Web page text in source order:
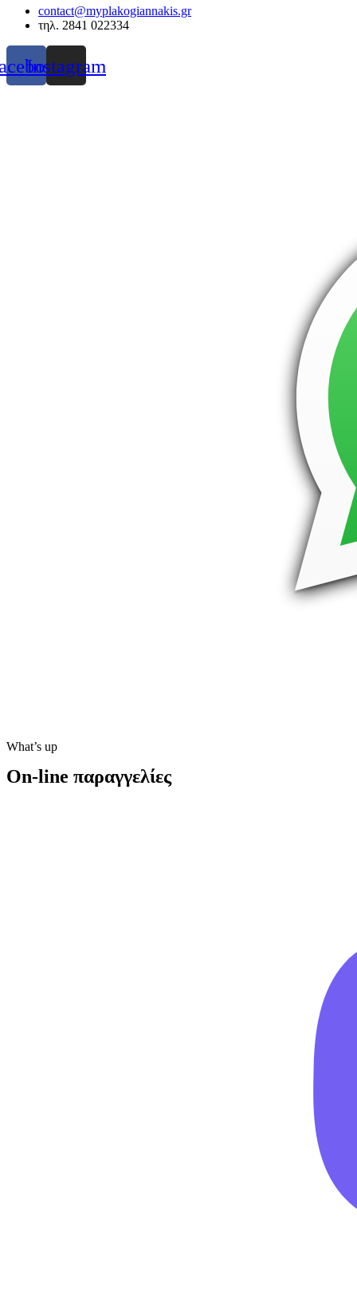
contact@myplakogiannakis.gr
τηλ. 2841 022334
Instagram
What’s up
On-line παραγγελίες